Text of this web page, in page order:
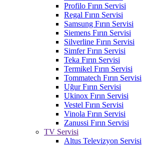
Profilo Fırın Servisi
Regal Fırın Servisi
Samsung Fırın Servisi
Siemens Fırın Servisi
Silverline Fırın Servisi
Simfer Fırın Servisi
Teka Fırın Servisi
Termikel Fırın Servisi
Tommatech Fırın Servisi
Uğur Fırın Servisi
Ukinox Fırın Servisi
Vestel Fırın Servisi
Vinola Fırın Servisi
Zanussi Fırın Servisi
TV Servisi
Altus Televizyon Servisi